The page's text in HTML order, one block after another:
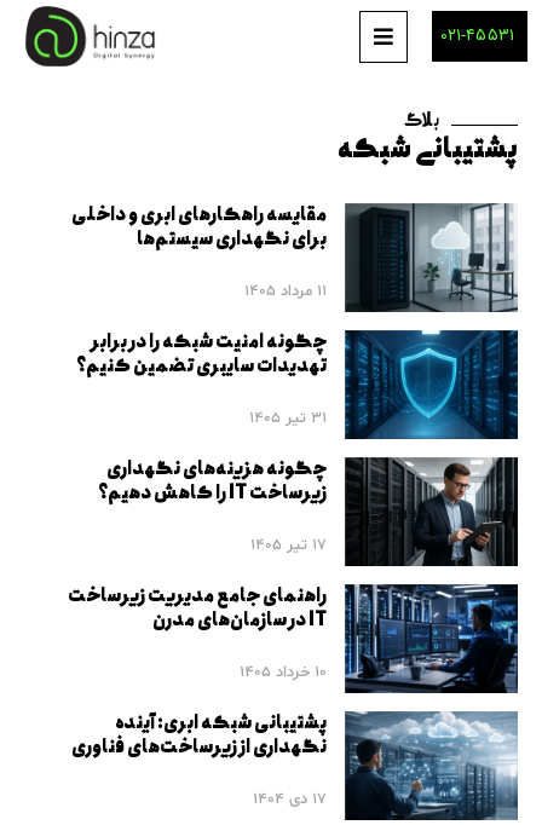
۰۲۱-۴۵۵۳۱
بلاگ
پشتیبانی شبکه
مقایسه راهکارهای ابری و داخلی
برای نگهداری سیستم‌ها
11 مرداد 1405
چگونه امنیت شبکه را در برابر
تهدیدات سایبری تضمین کنیم؟
31 تیر 1405
چگونه هزینه‌های نگهداری
زیرساخت IT را کاهش دهیم؟
17 تیر 1405
راهنمای جامع مدیریت زیرساخت
IT در سازمان‌های مدرن
10 خرداد 1405
پشتیبانی شبکه ابری: آینده
نگهداری از زیرساخت‌های فناوری
17 دی 1404